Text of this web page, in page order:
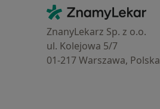
Kontakt
ZnamyLekar - Hlavní stránka
ZnanyLekarz Sp. z o.o.
ul. Kolejowa 5/7
01-217 Warszawa, Polska